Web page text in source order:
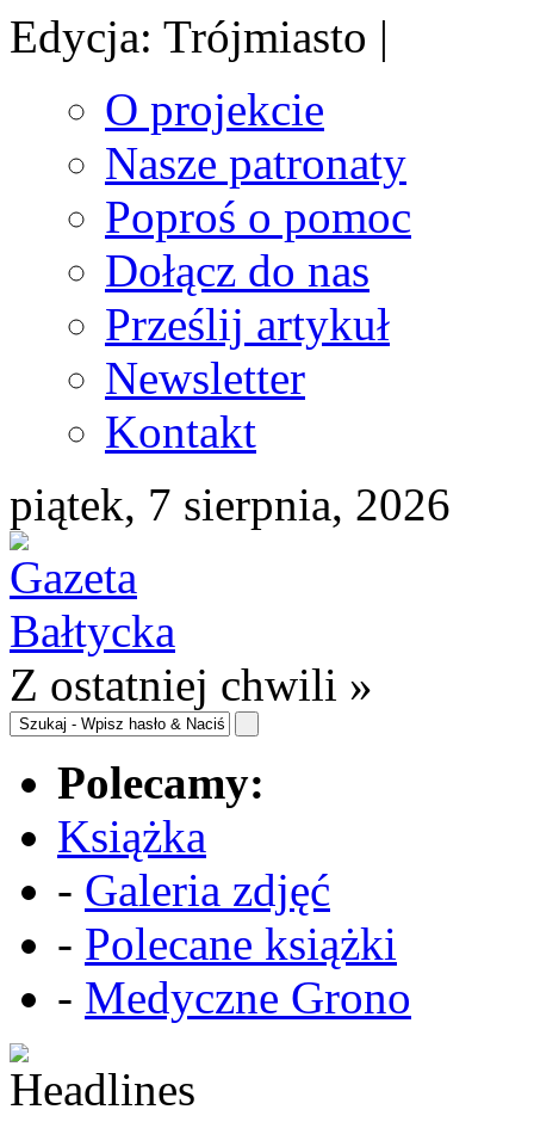
Edycja: Trójmiasto |
O projekcie
Nasze patronaty
Poproś o pomoc
Dołącz do nas
Prześlij artykuł
Newsletter
Kontakt
piątek, 7 sierpnia, 2026
Z ostatniej chwili »
Polecamy:
Książka
- Galeria zdjęć
- Polecane książki
- Medyczne Grono